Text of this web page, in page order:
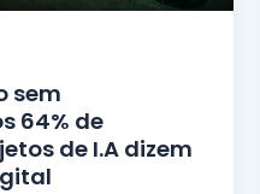
sem
64% de
de I.A dizem